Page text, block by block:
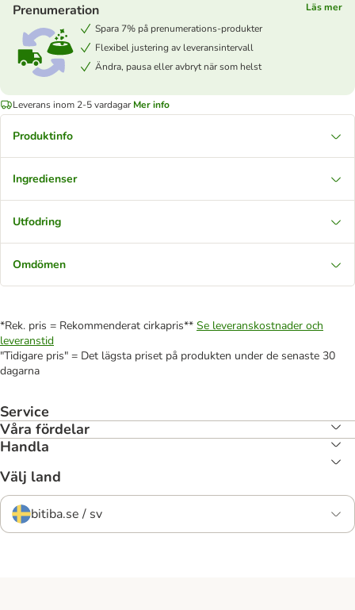
Prenumeration
Läs mer
Spara 7% på prenumerations-produkter
Flexibel justering av leveransintervall
Ändra, pausa eller avbryt när som helst
Leverans inom 2-5 vardagar Mer info
Produktinfo
Ingredienser
Utfodring
Omdömen
*Rek. pris = Rekommenderat cirkapris** Se leveranskostnader och
leveranstid
"Tidigare pris" = Det lägsta priset på produkten under de senaste 30
dagarna
Service
Våra fördelar
Handla
Välj land
bitiba.se / sv